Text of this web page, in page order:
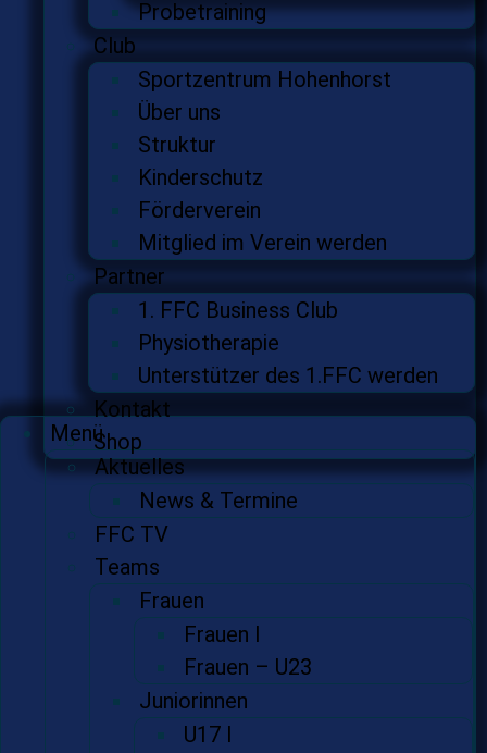
Probetraining
Club
Sportzentrum Hohenhorst
Über uns
Struktur
Kinderschutz
Förderverein
Mitglied im Verein werden
Partner
1. FFC Business Club
Physiotherapie
Unterstützer des 1.FFC werden
Kontakt
Shop
Menü
Aktuelles
News & Termine
FFC TV
Teams
Frauen
Frauen I
Frauen – U23
Juniorinnen
U17 I